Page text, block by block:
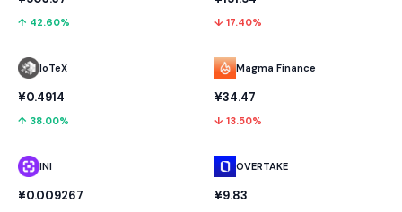
↑ 42.60%
IoTeX
¥0.4914
↑ 38.00%
INI
¥0.009267
↓ 17.40%
Magma Finance
¥34.47
↓ 13.50%
OVERTAKE
¥9.83